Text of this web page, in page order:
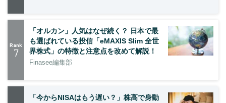
Rank
7
「オルカン」人気はなぜ続く？ 日本で最
も選ばれている投信「eMAXIS Slim 全世
界株式」の特徴と注意点を改めて解説！
Finasee編集部
「今からNISAはもう遅い？」株高で身動